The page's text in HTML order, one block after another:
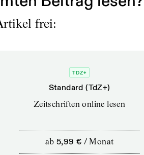
frei:
TDZ+
Standard (TdZ+)
Zeitschriften online lesen
ab 5,99 € /Monat